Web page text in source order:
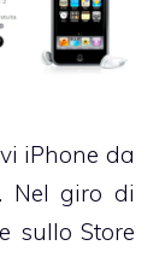
iPhone da
Nel giro di
sullo Store